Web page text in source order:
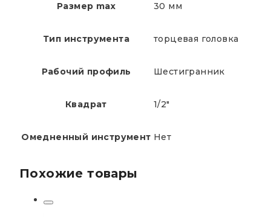
Размер max 30 мм
Тип инструмента торцевая головка
Рабочий профиль Шестигранник
Квадрат 1/2"
Омедненный инструмент Нет
Похожие товары